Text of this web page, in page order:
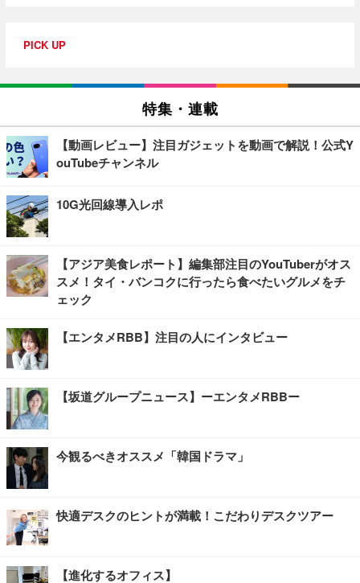
PICK UP
特集・連載
【動画レビュー】注目ガジェットを動画で解説！公式Y
ouTubeチャンネル
10G光回線導入レポ
【アジア美食レポート】編集部注目のYouTuberがオス
スメ！タイ・バンコクに行ったら食べたいグルメをチ
ェック
【エンタメRBB】注目の人にインタビュー
【坂道グループニュース】ーエンタメRBBー
今観るべきオススメ「韓国ドラマ」
快適デスクのヒントが満載！こだわりデスクツアー
【進化するオフィス】